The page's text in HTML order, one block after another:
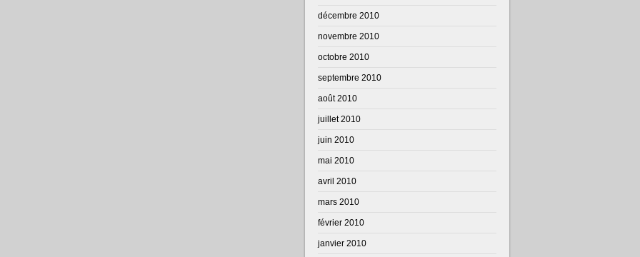
décembre 2010
novembre 2010
octobre 2010
septembre 2010
août 2010
juillet 2010
juin 2010
mai 2010
avril 2010
mars 2010
février 2010
janvier 2010